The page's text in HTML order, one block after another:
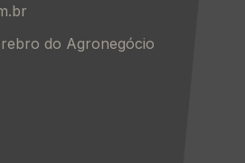
do Agronegócio